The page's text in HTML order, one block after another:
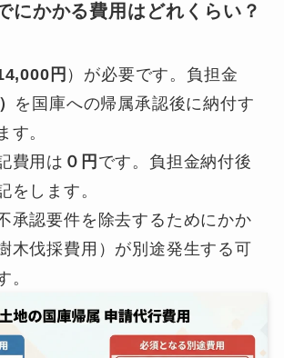
にかかる費用はどれくらい？
円 ）が必要です。負担金
を国庫への帰属承認後に納付す
す。
費用は ０円 です。負担金納付後
をします。
承認要件を除去するためにかか
木伐採費用）が別途発生する可
。